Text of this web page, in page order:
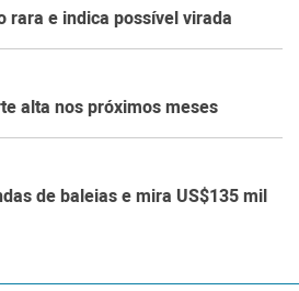
rara e indica possível virada
alta nos próximos meses
de baleias e mira US$135 mil